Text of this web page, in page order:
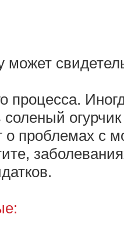
может
процесса.
о проблемах с